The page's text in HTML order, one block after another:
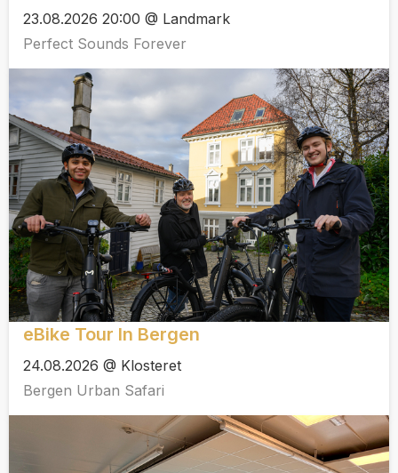
23.08.2026 20:00 @ Landmark
Perfect Sounds Forever
eBike Tour In Bergen
24.08.2026 @ Klosteret
Bergen Urban Safari